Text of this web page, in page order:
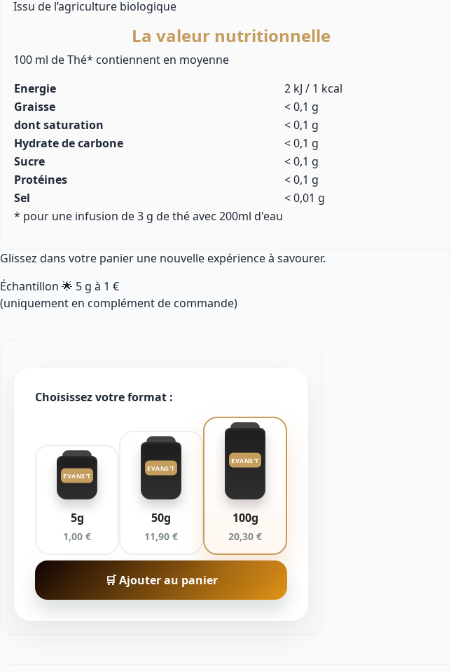
Issu de l’agriculture biologique
La valeur nutritionnelle
100 ml de Thé* contiennent en moyenne
Energie
2 kJ / 1 kcal
Graisse
< 0,1 g
dont saturation
< 0,1 g
Hydrate de carbone
< 0,1 g
Sucre
< 0,1 g
Protéines
< 0,1 g
Sel
< 0,01 g
* pour une infusion de 3 g de thé avec 200ml d'eau
Glissez dans votre panier une nouvelle expérience à savourer.
Échantillon 🌟 5 g à 1 €
(uniquement en complément de commande)
Choisissez votre format :
EVANS'T
5g
1,00 €
EVANS'T
50g
11,90 €
EVANS'T
100g
20,30 €
🛒 Ajouter au panier